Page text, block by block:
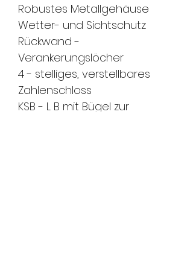
Robustes Metallgehäuse
Wetter- und Sichtschutz
Rückwand -
Verankerungslöcher
4 - stelliges, verstellbares
Zahlenschloss
KSB- L B mit Bügel zur